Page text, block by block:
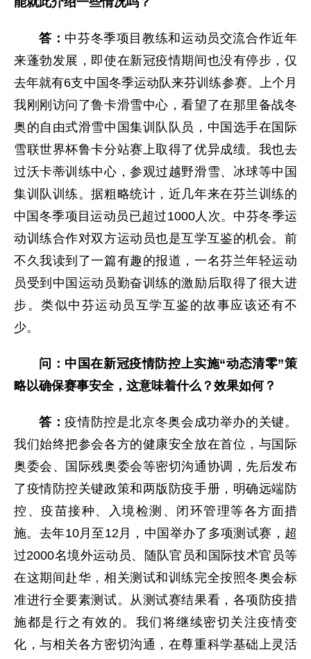
答： 中芬冬季项目教练和运动员交流合作近年
来蓬勃发展，即使在新冠疫情期间也没有停步，仅
去年就有6支中国冬季运动队来芬训练参赛。上个月
我刚刚访问了鲁卡滑雪中心，看望了在那里备战冬
奥的自由式滑雪中国集训队队员，中国选手在国际
雪联世界杯鲁卡分站赛上取得了优异成绩。我也去
过沃卡蒂训练中心，参观过越野滑雪、冰球等中国
集训队训练。据粗略统计，近几年来在芬兰训练的
中国冬季项目运动员已超过1000人次。中芬冬季运
动训练合作对双方运动员也是互学互鉴的机会。前
不久我读到了一篇有趣的报道，一名芬兰年轻运动
员受到中国运动员勤奋训练的激励后取得了很大进
步。类似中芬运动员互学互鉴的故事应该还有不
少。
问：中国在新冠疫情防控上实施“动态清零”策
略以确保赛事安全，这意味着什么？效果如何？
答：疫情防控是北京冬奥会成功举办的关键。
我们始终把参会各方的健康安全放在首位，与国际
奥委会、国际残奥委会等密切沟通协调，先后发布
了疫情防控关键政策和两版防疫手册，明确远端防
控、疫苗接种、入境检测、闭环管理等各方面措
施。去年10月至12月，中国举办了多项测试赛，超
过2000名境外运动员、随队官员和国际技术官员等
在这期间赴华，相关测试和训练完全按照冬奥会标
准进行全要素测试。从测试赛结果看，各项防疫措
施都是行之有效的。我们将继续密切关注疫情变
化，与相关各方密切沟通，在尊重科学基础上灵活